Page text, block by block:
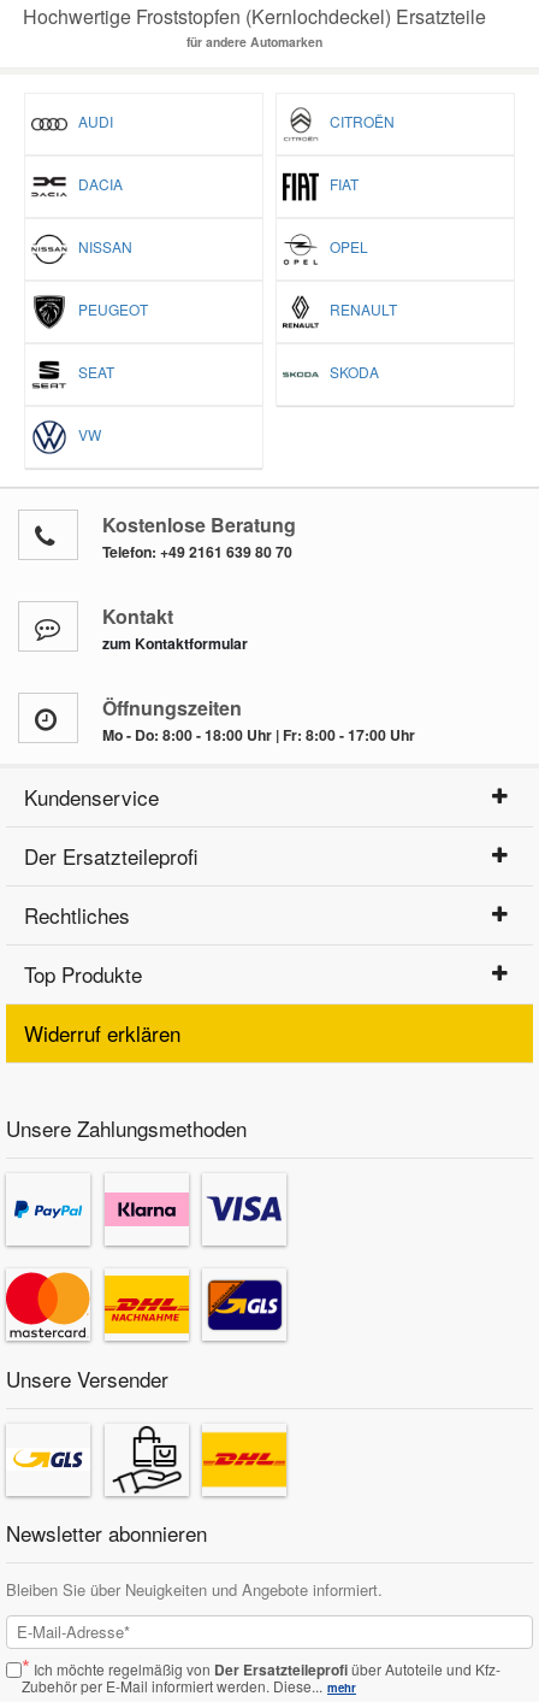
Hochwertige Froststopfen (Kernlochdeckel) Ersatzteile
für andere Automarken
AUDI CITROËN
DACIA FIAT
NISSAN OPEL
PEUGEOT RENAULT
SEAT SKODA
VW
Kostenlose Beratung
Telefon: +49 2161 639 80 70
Kontakt
zum Kontaktformular
Öffnungszeiten
Mo - Do: 8:00 - 18:00 Uhr | Fr: 8:00 - 17:00 Uhr
Kundenservice
Der Ersatzteileprofi
Rechtliches
Top Produkte
Widerruf erklären
Unsere Zahlungsmethoden
Unsere Versender
Newsletter abonnieren
Bleiben Sie über Neuigkeiten und Angebote informiert.
* Ich möchte regelmäßig von Der Ersatzteileprofiüber Autoteile und Kfz-
Zubehör per E-Mail informiert werden. Diese... mehr